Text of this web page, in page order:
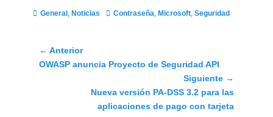
Categorías
General , Noticias Etiquetas
Contraseña, Microsoft, Seguridad
Navegación
de
← Anterior
Entrada
OWASP anuncia Proyecto de Seguridad API
Siguiente →
Nueva versión PA-DSS 3.2 para las
aplicaciones de pago con tarjeta